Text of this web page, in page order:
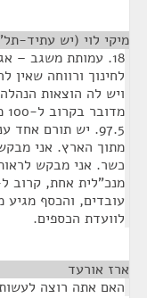
מיקי לוי (יש עתיד-
18. עמותת משגב –
לחינוך ורווחה
97.5. יש תורם
מתוך הארץ. אני
כשר. אני מבקש
עובדים, והכסף מגיע
לוועדת הכספים.
ארז אורעד
האם אתה רוצה